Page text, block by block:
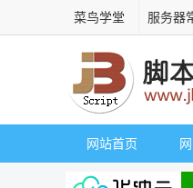
菜鸟学堂 服务器
网站首页